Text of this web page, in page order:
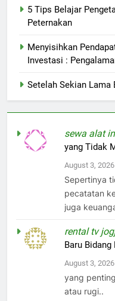
5 Tips Belajar
Peternakan
Menyisihkan
Investasi :
Setelah Sekian Lama
sewa alat
yang Tidak
August 3, 2026
Sepertinya
pecatatan
juga
rental tv
Baru
August 3, 2026
yang
atau rugi..